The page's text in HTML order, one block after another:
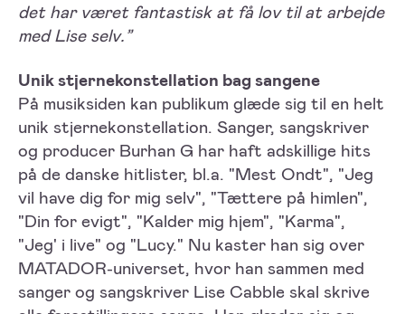
det har været fantastisk at få lov til at arbejde
med Lise selv.”
Unik stjernekonstellation bag sangene
På musiksiden kan publikum glæde sig til en helt
unik stjernekonstellation. Sanger, sangskriver
og producer Burhan G har haft adskillige hits
på de danske hitlister, bl.a. "Mest Ondt", "Jeg
vil have dig for mig selv", "Tættere på himlen",
"Din for evigt", "Kalder mig hjem", "Karma",
"Jeg' i live" og "Lucy." Nu kaster han sig over
MATADOR-universet, hvor han sammen med
sanger og sangskriver Lise Cabble skal skrive